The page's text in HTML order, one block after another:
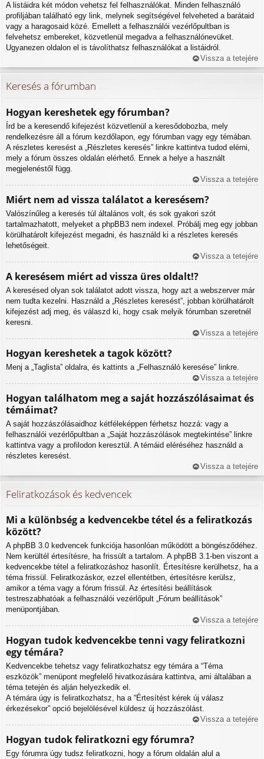
A listáidra két módon vehetsz fel felhasználókat. Minden felhasználó
profiljában található egy link, melynek segítségével felveheted a barátaid
vagy a haragosaid közé. Emellett a felhasználói vezérlőpultban is
felvehetsz embereket, közvetlenül megadva a felhasználónevüket.
Ugyanezen oldalon el is távolíthatsz felhasználókat a listáidról.
Vissza a tetejére
Keresés a fórumban
Hogyan kereshetek egy fórumban?
Írd be a keresendő kifejezést közvetlenül a keresődobozba, mely
rendelkezésre áll a fórum kezdőlapon, egy fórumban vagy egy témában.
A részletes keresést a „Részletes keresés” linkre kattintva tudod elérni,
mely a fórum összes oldalán elérhető. Ennek a helye a használt
megjelenéstől függ.
Vissza a tetejére
Miért nem ad vissza találatot a keresésem?
Valószínűleg a keresés túl általános volt, és sok gyakori szót
tartalmazhatott, melyeket a phpBB3 nem indexel. Próbálj meg egy jobban
körülhatárolt kifejezést megadni, és használd ki a részletes keresés
lehetőségeit.
Vissza a tetejére
A keresésem miért ad vissza üres oldalt!?
A keresésed olyan sok találatot adott vissza, hogy azt a webszerver már
nem tudta kezelni. Használd a „Részletes keresést”, jobban körülhatárolt
kifejezést adj meg, és válaszd ki, hogy csak melyik fórumban szeretnél
keresni.
Vissza a tetejére
Hogyan kereshetek a tagok között?
Menj a „Taglista” oldalra, és kattints a „Felhasználó keresése” linkre.
Vissza a tetejére
Hogyan találhatom meg a saját hozzászólásaimat és
témáimat?
A saját hozzászólásaidhoz kétféleképpen férhetsz hozzá: vagy a
felhasználói vezérlőpultban a „Saját hozzászólások megtekintése” linkre
kattintva vagy a profilodon keresztül. A témáid eléréséhez használd a
részletes keresést.
Vissza a tetejére
Feliratkozások és kedvencek
Mi a különbség a kedvencekbe tétel és a feliratkozás
között?
A phpBB 3.0 kedvencek funkciója hasonlóan működött a böngésződéhez.
Nem kerültél értesítésre, ha frissült a tartalom. A phpBB 3.1-ben viszont a
kedvencekbe tétel a feliratkozáshoz hasonlít. Értesítésre kerülhetsz, ha a
téma frissül. Feliratkozáskor, ezzel ellentétben, értesítésre kerülsz,
amikor a téma vagy a fórum frissül. Az értesítési beállítások
testreszabhatóak a felhasználói vezérlőpult „Fórum beállítások”
menüpontjában.
Vissza a tetejére
Hogyan tudok kedvencekbe tenni vagy feliratkozni
egy témára?
Kedvencekbe tehetsz vagy feliratkozhatsz egy témára a “Téma
eszközök” menüpont megfelelő hivatkozására kattintva, ami általában a
téma tetején és alján helyezkedik el.
A témára úgy is feliratkozhatsz, ha a “Értesítést kérek új válasz
érkezésekor” opció bejelölésével küldesz új hozzászólást.
Vissza a tetejére
Hogyan tudok feliratkozni egy fórumra?
Egy fórumra úgy tudsz feliratkozni, hogy a fórum oldalán alul a